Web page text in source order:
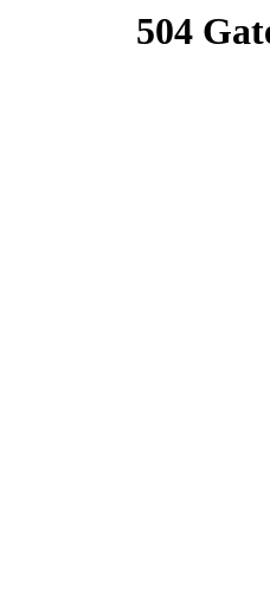
504